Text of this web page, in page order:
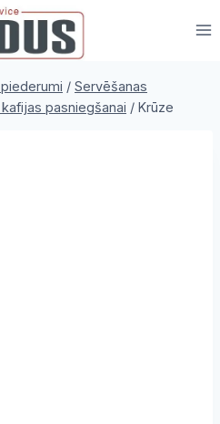
/ Servēšanas
pasniegšanai / Krūze